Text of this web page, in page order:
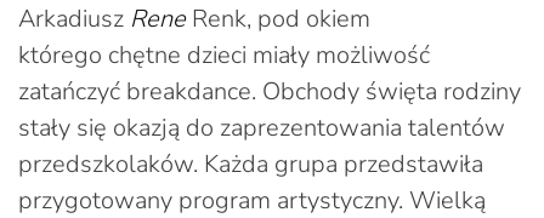
Arkadiusz ReneRenk, pod okiem
którego chętne dzieci miały możliwość
zatańczyć breakdance. Obchody święta rodziny
stały się okazją do zaprezentowania talentów
przedszkolaków. Każda grupa przedstawiła
przygotowany program artystyczny. Wielką